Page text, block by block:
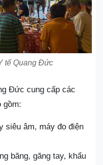
tế Quang Đức
Đức cung cấp các
gồm:
siêu âm, máy đo điện
băng, găng tay, khẩu